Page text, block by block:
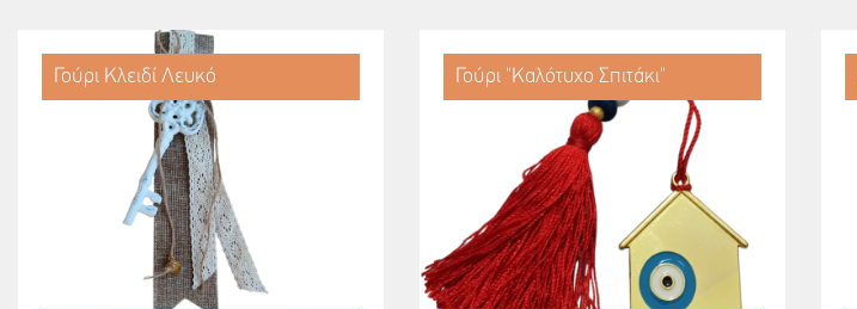
Γούρι Κλειδί Λευκό Γούρι "Καλότυχο Σπιτάκι"